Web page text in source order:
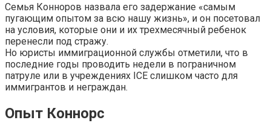
Семья Конноров назвала его задержание «самым
пугающим опытом за всю нашу жизнь», и он посетовал
на условия, которые они и их трехмесячный ребенок
перенесли под стражу.
Но юристы иммиграционной службы отметили, что в
последние годы проводить недели в пограничном
патруле или в учреждениях ICE слишком часто для
иммигрантов и неграждан.
Опыт Коннорс